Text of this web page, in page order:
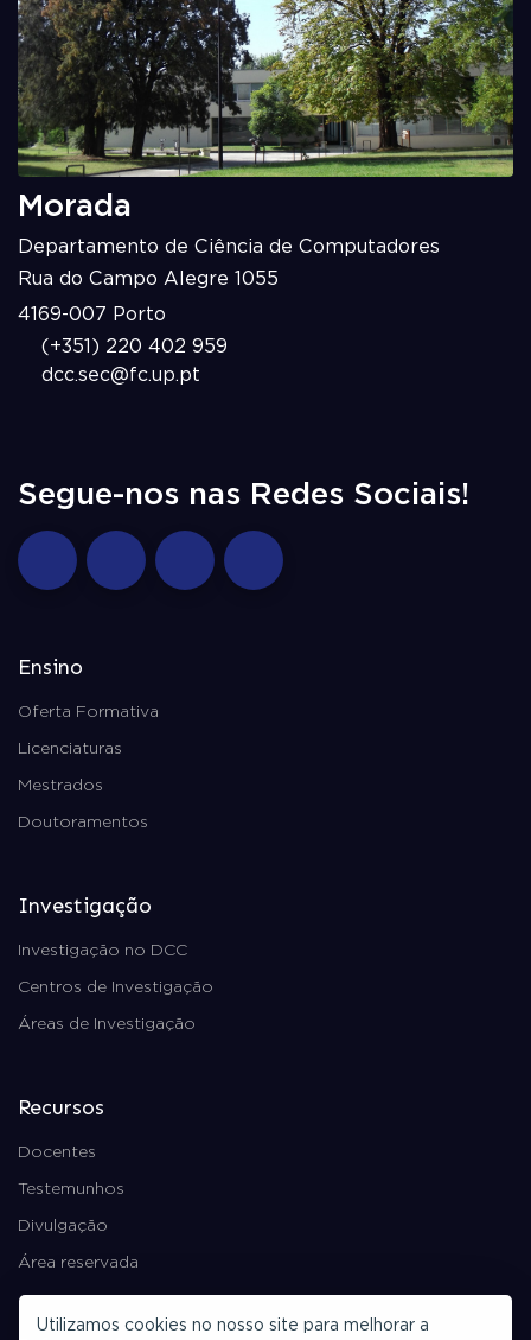
Utilizamos cookies no nosso site para melhorar a
Morada
Departamento de Ciência de Computadores
Rua do Campo Alegre 1055
4169-007 Porto
(+351) 220 402 959
dcc.sec@fc.up.pt
Segue-nos nas Redes Sociais!
Ensino
Oferta Formativa
Licenciaturas
Mestrados
Doutoramentos
Investigação
Investigação no DCC
Centros de Investigação
Áreas de Investigação
Recursos
Docentes
Testemunhos
Divulgação
Área reservada